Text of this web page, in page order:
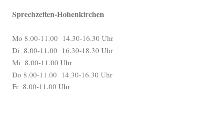
Sprechzeiten-Hohenkirchen
Mo 8.00-11.00 14.30-16.30 Uhr
Di 8.00-11.00 16.30-18.30 Uhr
Mi 8.00-11.00 Uhr
Do 8.00-11.00 14.30-16.30 Uhr
Fr 8.00-11.00 Uhr